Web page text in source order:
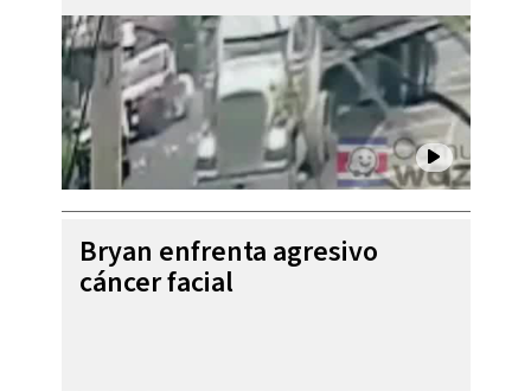
Bryan enfrenta agresivo
cáncer facial